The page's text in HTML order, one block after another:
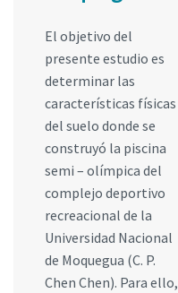
El objetivo del
presente estudio es
determinar las
características físicas
del suelo donde se
construyó la piscina
semi – olímpica del
complejo deportivo
recreacional de la
Universidad Nacional
de Moquegua (C. P.
Chen Chen). Para ello,